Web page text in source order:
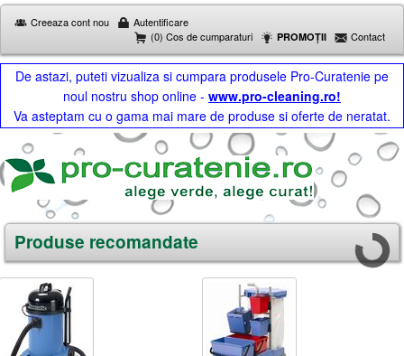
Creeaza cont nou
Autentificare
(0) Cos de cumparaturi
PROMOȚII Contact
De astazi, puteti vizualiza si cumpara produsele Pro-Curatenie pe
noul nostru shop online - www.pro-cleaning.ro!
Va asteptam cu o gama mai mare de produse si oferte de neratat.
Produse recomandate